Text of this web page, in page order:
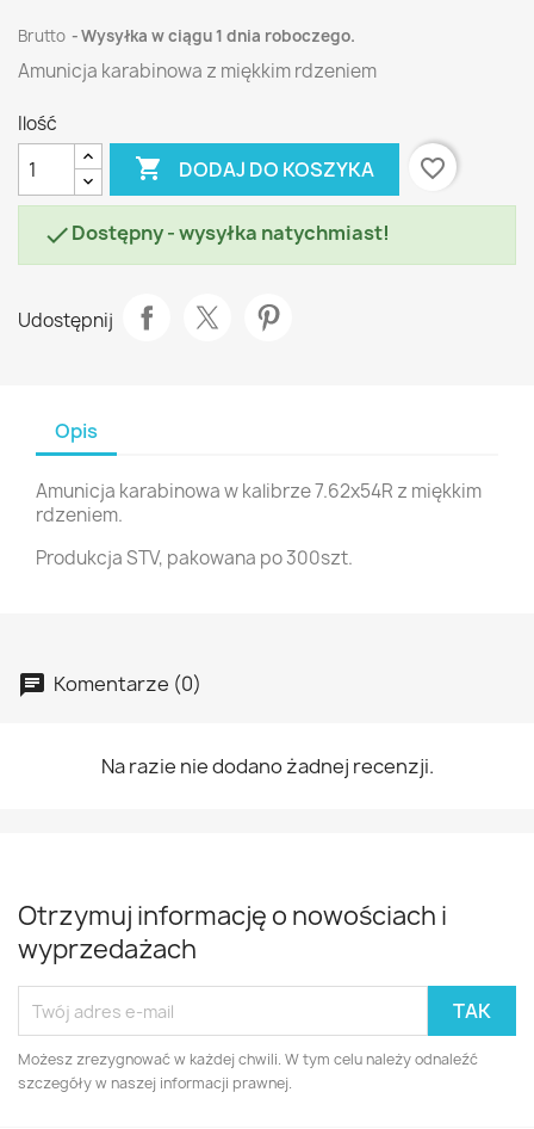
Brutto Wysyłka w ciągu 1 dnia roboczego.
Amunicja karabinowa z miękkim rdzeniem
Ilość
 DODAJ DO KOSZYKA favorite_border
Dostępny - wysyłka natychmiast!
Udostępnij
Opis
Amunicja karabinowa w kalibrze 7.62x54R z miękkim
rdzeniem.
Produkcja STV, pakowana po 300szt.
Komentarze (0)
Na razie nie dodano żadnej recenzji.
Otrzymuj informację o nowościach i
wyprzedażach
Możesz zrezygnować w każdej chwili. W tym celu należy odnaleźć
szczegóły w naszej informacji prawnej.